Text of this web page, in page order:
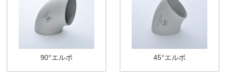
90°エルボ 45°エルボ